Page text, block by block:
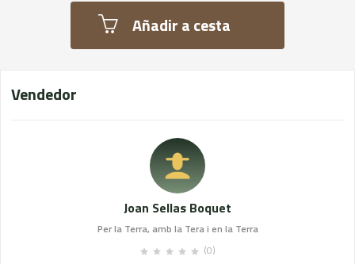
Añadir a cesta
Vendedor
Joan Sellas Boquet
Per la Terra, amb la Tera i en la Terra
(0)